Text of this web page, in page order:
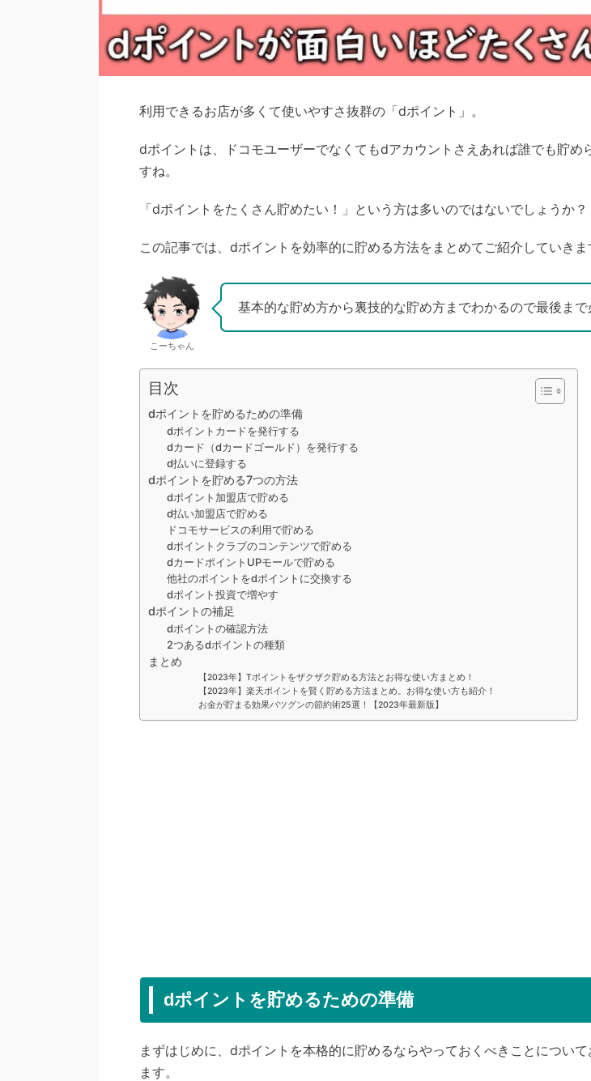
利用できるお店が多くて使いやすさ抜群の「dポイント」。
dポイントは、ドコモユーザーでなくてもdアカウントさえあれば誰でも貯め
すね。
「dポイントをたくさん貯めたい！」という方は多いのではないでしょうか？
この記事では、dポイントを効率的に貯める方法をまとめてご紹介していきま
こーちゃん
基本的な貯め方から裏技的な貯め方までわかるので最後まで
目次
dポイントを貯めるための準備
dポイントカードを発行する
dカード（dカードゴールド）を発行する
d払いに登録する
dポイントを貯める7つの方法
dポイント加盟店で貯める
d払い加盟店で貯める
ドコモサービスの利用で貯める
dポイントクラブのコンテンツで貯める
dカードポイントUPモールで貯める
他社のポイントをdポイントに交換する
dポイント投資で増やす
dポイントの補足
dポイントの確認方法
2つあるdポイントの種類
まとめ
【2023年】Tポイントをザクザク貯める方法とお得な使い方まとめ！
【2023年】楽天ポイントを賢く貯める方法まとめ。お得な使い方も紹介！
お金が貯まる効果バツグンの節約術25選！【2023年最新版】
dポイントを貯めるための準備
まずはじめに、dポイントを本格的に貯めるならやっておくべきことについて
ます。